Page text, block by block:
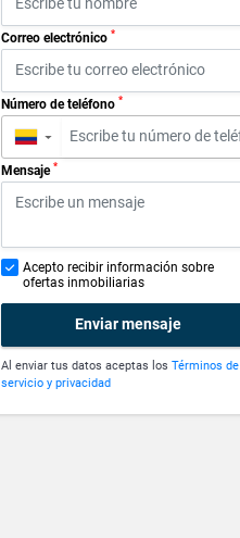
Correo electrónico *
Número de teléfono *
▼
Mensaje *
Acepto recibir información sobre
ofertas inmobiliarias
Enviar mensaje
Al enviar tus datos aceptas los Términos de
servicio y privacidad